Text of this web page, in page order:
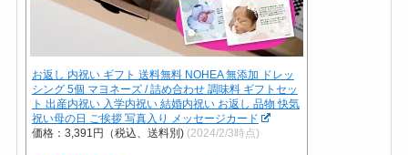
お返し 内祝い ギフト 送料無料 NOHEA 無添加 ドレッ
シング 5個 マヨネーズ / 詰め合わせ 調味料 ギフトセッ
ト 出産内祝い 入学内祝い 結婚内祝い お返し 品物 快気
祝い母の日 ご挨拶 写真入り メッセージカード
価格：3,391円（税込、送料別) (2024/2/3時点)